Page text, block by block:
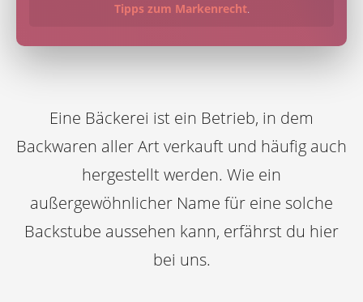
Tipps zum Markenrecht.
Eine Bäckerei ist ein Betrieb, in dem
Backwaren aller Art verkauft und häufig auch
hergestellt werden. Wie ein
außergewöhnlicher Name für eine solche
Backstube aussehen kann, erfährst du hier
bei uns.